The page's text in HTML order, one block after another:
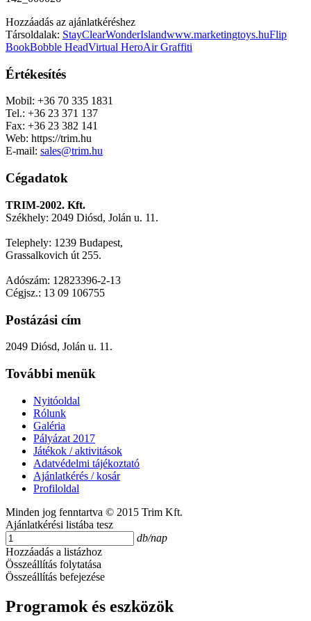
Hozzáadás az ajánlatkéréshez
Társoldalak: StayClearWonderIslandwww.marketingtoys.huFlip
BookBobble HeadVirtual HeroAir Graffiti
Értékesítés
Mobil: +36 70 335 1831
Tel.: +36 23 371 137
Fax: +36 23 382 141
Web: https://trim.hu
E-mail: sales@trim.hu
Cégadatok
TRIM-2002. Kft.
Székhely: 2049 Diósd, Jolán u. 11.
Telephely: 1239 Budapest,
Grassalkovich út 255.
Adószám: 12823396-2-13
Cégjsz.: 13 09 106755
Postázási cím
2049 Diósd, Jolán u. 11.
További menük
Nyitóoldal
Rólunk
Galéria
Pályázat 2017
Játékok / aktivitások
Adatvédelmi tájékoztató
Ajánlatkérés / kosár
Profiloldal
Minden jog fenntartva © 2015 Trim Kft.
Ajánlatkérési listába tesz
db/nap
Hozzáadás a listázhoz
Összeállítás folytatása
Összeállítás befejezése
Programok és eszközök